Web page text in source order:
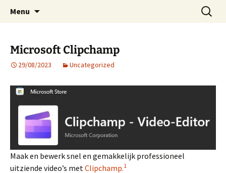
inhoud
VIDEOCLUBEDE
ESVA is uw videoclub in de regio Ede
Menu
Zoeken
naar:
Microsoft Clipchamp
29/08/2023 Uncategorized
Maak en bewerk snel en gemakkelijk professioneel
uitziende video’s metClipchamp.1